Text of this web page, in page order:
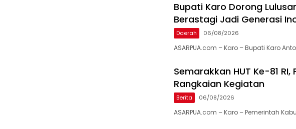
Bupati Karo Dorong
Berastagi Jadi Generasi
Daerah 06/08/2026
ASARPUA.com – Karo – Bupati Karo
Semarakkan HUT Ke-81
Rangkaian Kegiatan
Berita 06/08/2026
ASARPUA.com – Karo – Pemerintah